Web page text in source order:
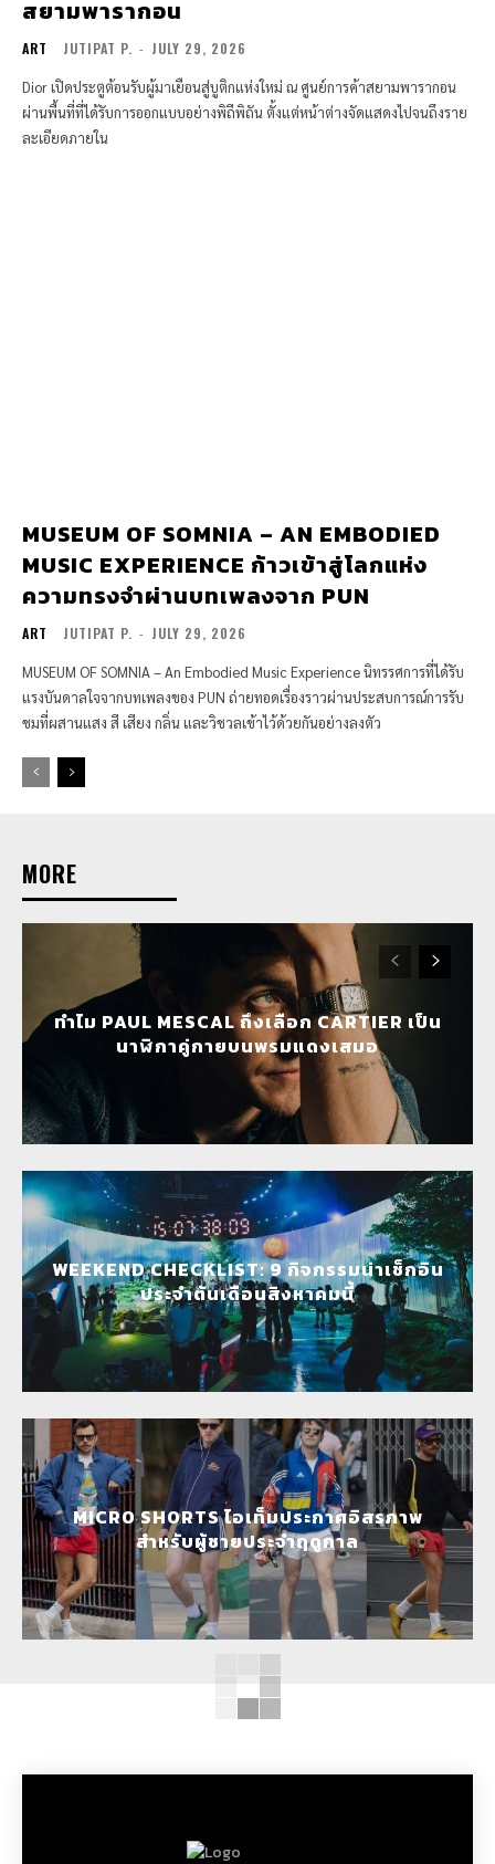
สยามพารากอน
ART JUTIPAT P. - JULY 29, 2026
Dior เปิดประตูต้อนรับผู้มาเยือนสู่บูติกแห่งใหม่ ณ ศูนย์การค้าสยามพารากอน
ผ่านพื้นที่ที่ได้รับการออกแบบอย่างพิถีพิถัน ตั้งแต่หน้าต่างจัดแสดงไปจนถึงราย
ละเอียดภายใน
MUSEUM OF SOMNIA – AN EMBODIED
MUSIC EXPERIENCE ก้าวเข้าสู่โลกแห่ง
ความทรงจำผ่านบทเพลงจาก PUN
ART JUTIPAT P. - JULY 29, 2026
MUSEUM OF SOMNIA – An Embodied Music Experience นิทรรศการที่ได้รับ
แรงบันดาลใจจากบทเพลงของ PUN ถ่ายทอดเรื่องราวผ่านประสบการณ์การรับ
ชมที่ผสานแสง สี เสียง กลิ่น และวิชวลเข้าไว้ด้วยกันอย่างลงตัว
MORE
ทำไม PAUL MESCAL ถึงเลือก CARTIER เป็น
นาฬิกาคู่กายบนพรมแดงเสมอ
WEEKEND CHECKLIST: 9 กิจกรรมน่าเช็กอิน
ประจำต้นเดือนสิงหาคมนี้
MICRO SHORTS ไอเท็มประกาศอิสรภาพ
สำหรับผู้ชายประจำฤดูกาล